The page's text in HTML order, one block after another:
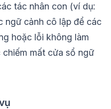
tác nhân con (ví dụ:
ngữ cảnh cô lập để các
hoặc lỗi không làm
chiếm mất cửa sổ ngữ